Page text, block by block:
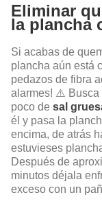
Eliminar
la plancha
Si acabas de
plancha aún está
pedazos de fibra
alarmes! ⚠️ Busca
poco de sal
él y pasa la
encima, de atrás
estuvieses
Después de
minutos déjala
exceso con un